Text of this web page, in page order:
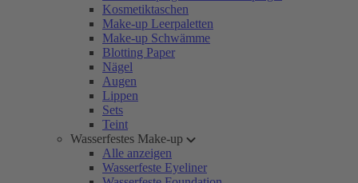
Kosmetiktaschen
Make-up Leerpaletten
Make-up Schwämme
Blotting Paper
Nägel
Augen
Lippen
Sets
Teint
Wasserfestes Make-up
Alle anzeigen
Wasserfeste Eyeliner